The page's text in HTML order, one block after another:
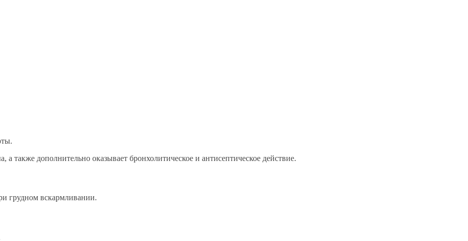
также дополнительно оказывает бронхолитическое и антисептическое действие.
грудном вскармливании.